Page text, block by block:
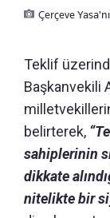
Çerçeve
Teklif
Başkanvekili
belirterek,
sahiplerinin
dikkate
nitelikte bir